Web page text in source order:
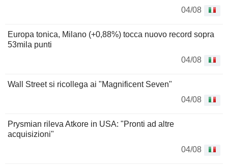
04/08
Europa tonica, Milano (+0,88%) tocca nuovo record sopra
53mila punti
04/08
Wall Street si ricollega ai "Magnificent Seven"
04/08
Prysmian rileva Atkore in USA: "Pronti ad altre
acquisizioni"
04/08